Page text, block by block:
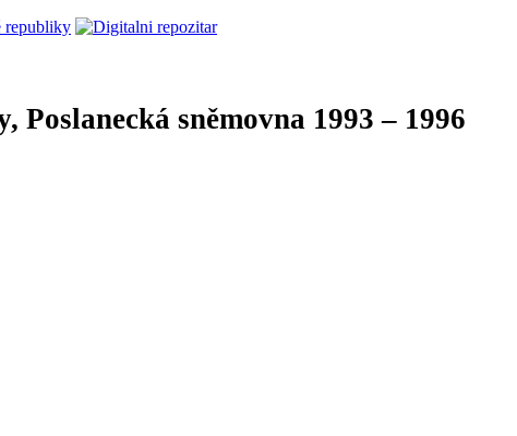
Poslanecká sněmovna 1993 – 1996